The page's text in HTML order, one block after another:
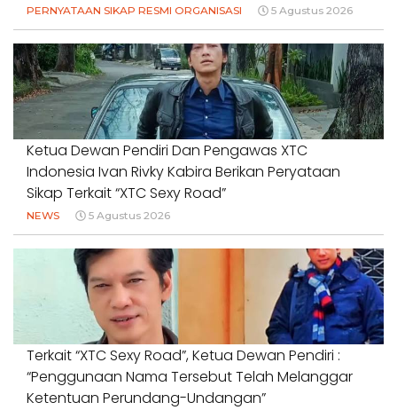
PERNYATAAN SIKAP RESMI ORGANISASI 5 Agustus 2026
Ketua Dewan Pendiri Dan Pengawas XTC
Indonesia Ivan Rivky Kabira Berikan Peryataan
Sikap Terkait “XTC Sexy Road”
NEWS 5 Agustus 2026
Terkait “XTC Sexy Road”, Ketua Dewan Pendiri :
“Penggunaan Nama Tersebut Telah Melanggar
Ketentuan Perundang-Undangan”